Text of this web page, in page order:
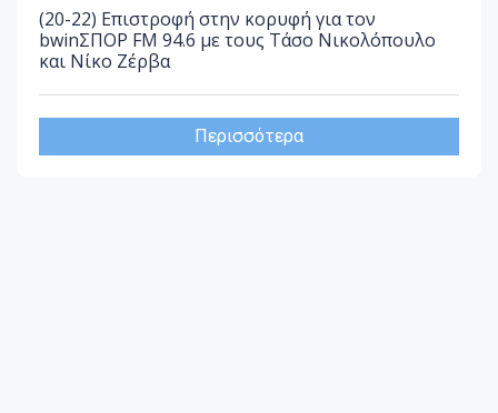
(20-22) Επιστροφή στην κορυφή για τον
bwinΣΠΟΡ FM 94.6 με τους Τάσο Νικολόπουλο
και Νίκο Ζέρβα
Περισσότερα